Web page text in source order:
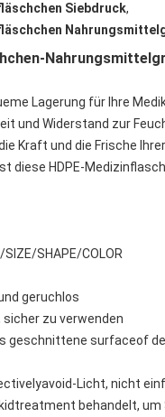
Siebdruck,
Lagerung für Ihre
und Widerstand zur
Kraft und die Frische
diese HDPE-
SIZE/SHAPE/COLOR
geruchlos
zu verwenden
geschnittene surfaceof
Licht, nicht
behandelt, um